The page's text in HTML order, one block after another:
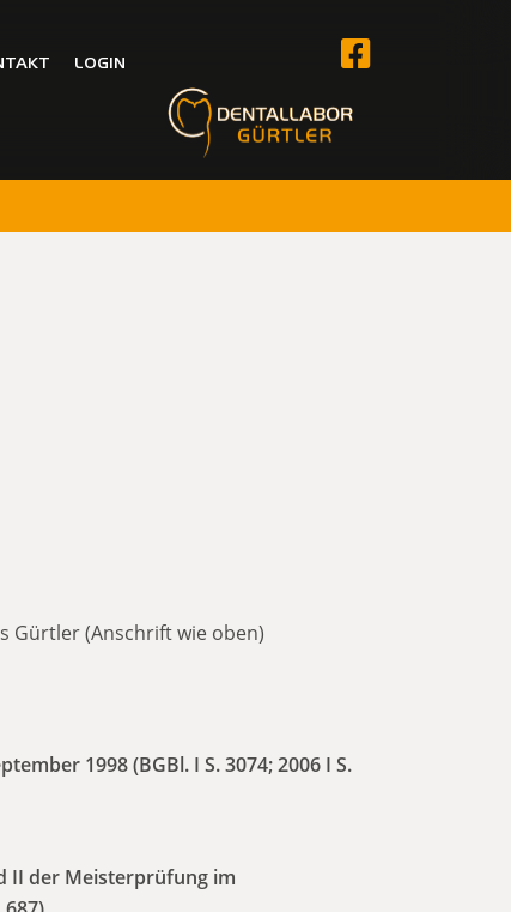
LOGIN
Gürtler (Anschrift wie oben)
1998 (BGBl. I S. 3074; 2006 I S.
II der Meisterprüfung im